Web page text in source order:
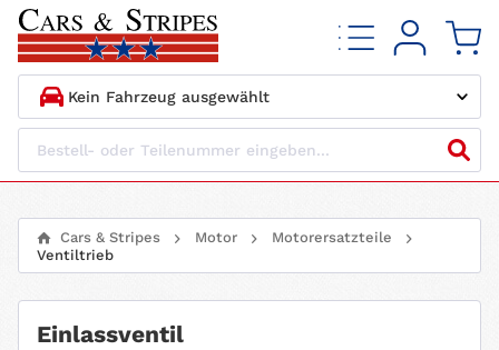
1. HERSTELLER
3. BAUJAHR
4. MOTORTYP
Cars & Stripes Motor
Motorersatzteile
Ventiltrieb
Einlassventil